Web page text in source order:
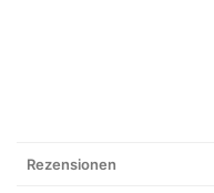
Rezensionen